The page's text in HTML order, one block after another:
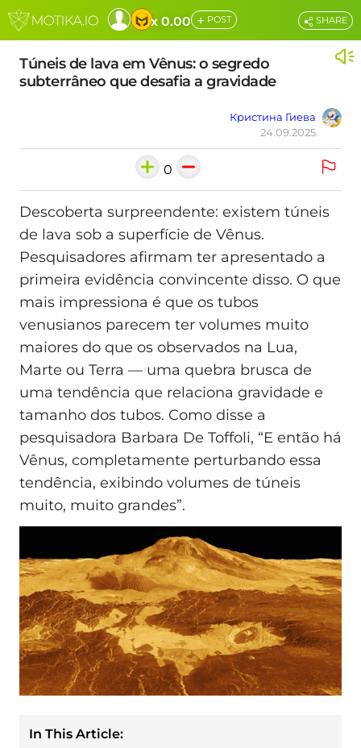
x 0.00 + POST
Túneis de lava em Vênus: o segredo
subterrâneo que desafia a gravidade
Кристина Гиева
24.09.2025
SHARE
0
Descoberta surpreendente: existem túneis
de lava sob a superfície de Vênus.
Pesquisadores afirmam ter apresentado a
primeira evidência convincente disso. O que
mais impressiona é que os tubos
venusianos parecem ter volumes muito
maiores do que os observados na Lua,
Marte ou Terra — uma quebra brusca de
uma tendência que relaciona gravidade e
tamanho dos tubos. Como disse a
pesquisadora Barbara De Toffoli, “E então há
Vênus, completamente perturbando essa
tendência, exibindo volumes de túneis
muito, muito grandes”.
In This Article: